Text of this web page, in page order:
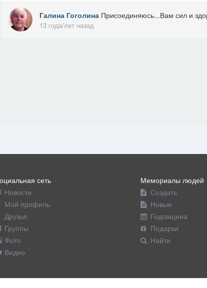
Галина Гоголина Присоединяюсь...Вам сил и
13 года/лет назад
сеть
Новости
Мой профиль
Друзья
Группы
Фото
Видео
Мемориалы людей
Создать
Новые
Годовщина
Подарки
Найти